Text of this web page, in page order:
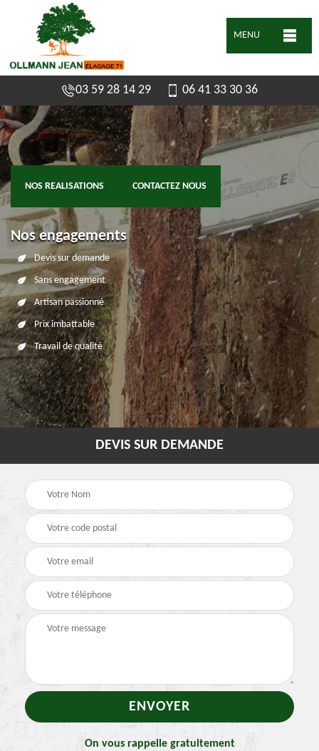
MENU
03 59 28 14 29 06 41 33 30 36
NOS REALISATIONS CONTACTEZ NOUS
Nos engagements
Devis sur demande
Sans engagement
Artisan passionné
Prix imbattable
Travail de qualité
DEVIS SUR DEMANDE
On vous rappelle gratuitement